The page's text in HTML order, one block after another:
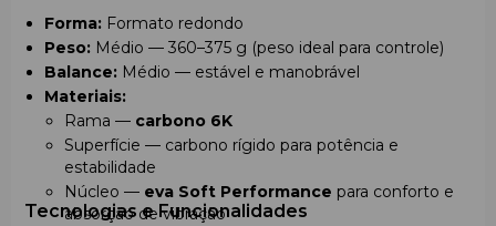
Forma: Formato redondo
Peso: Médio — 360–375 g (peso ideal para controle)
Balance: Médio — estável e manobrável
Materiais:
Rama — carbono 6K
Superfície — carbono rígido para potência e
estabilidade
Núcleo — eva Soft Performance para conforto e
absorção de vibração
Tecnologias e Funcionalidades